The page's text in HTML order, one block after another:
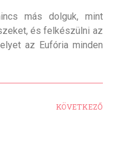
más dolguk, mint
és felkészülni az
az Eufória minden
KÖVETKEZŐ